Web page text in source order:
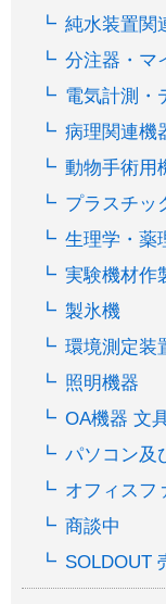
純水装置関
分注器・マ
電気計測・
病理関連機
動物手術用
プラスチッ
生理学・薬
実験機材作
製氷機
環境測定装
照明機器
OA機器 文
パソコン及
オフィスフ
商談中
SOLDOUT